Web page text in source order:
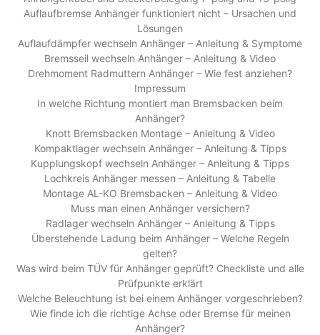
Auflaufbremse Anhänger funktioniert nicht – Ursachen und
Lösungen
Auflaufdämpfer wechseln Anhänger – Anleitung & Symptome
Bremsseil wechseln Anhänger – Anleitung & Video
Drehmoment Radmuttern Anhänger – Wie fest anziehen?
Impressum
In welche Richtung montiert man Bremsbacken beim
Anhänger?
Knott Bremsbacken Montage – Anleitung & Video
Kompaktlager wechseln Anhänger – Anleitung & Tipps
Kupplungskopf wechseln Anhänger – Anleitung & Tipps
Lochkreis Anhänger messen – Anleitung & Tabelle
Montage AL-KO Bremsbacken – Anleitung & Video
Muss man einen Anhänger versichern?
Radlager wechseln Anhänger – Anleitung & Tipps
Überstehende Ladung beim Anhänger – Welche Regeln
gelten?
Was wird beim TÜV für Anhänger geprüft? Checkliste und alle
Prüfpunkte erklärt
Welche Beleuchtung ist bei einem Anhänger vorgeschrieben?
Wie finde ich die richtige Achse oder Bremse für meinen
Anhänger?